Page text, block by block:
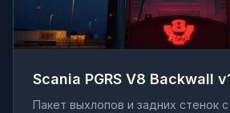
Scania PGRS V8 Backwall
Пакет выхлопов и задних стенок